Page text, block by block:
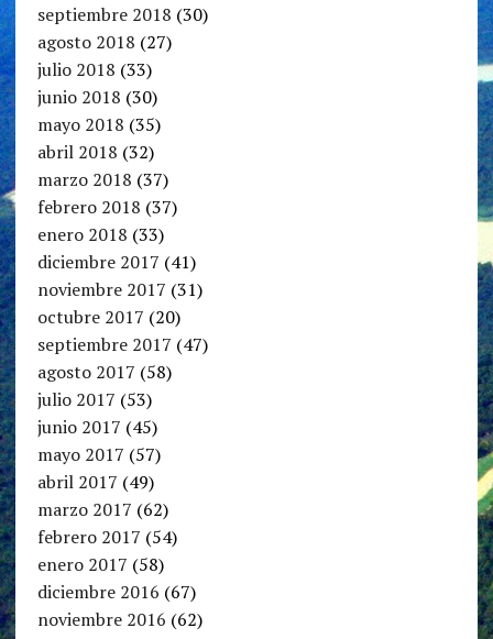
septiembre 2018 (30)
agosto 2018 (27)
julio 2018 (33)
junio 2018 (30)
mayo 2018 (35)
abril 2018 (32)
marzo 2018 (37)
febrero 2018 (37)
enero 2018 (33)
diciembre 2017 (41)
noviembre 2017 (31)
octubre 2017 (20)
septiembre 2017 (47)
agosto 2017 (58)
julio 2017 (53)
junio 2017 (45)
mayo 2017 (57)
abril 2017 (49)
marzo 2017 (62)
febrero 2017 (54)
enero 2017 (58)
diciembre 2016 (67)
noviembre 2016 (62)